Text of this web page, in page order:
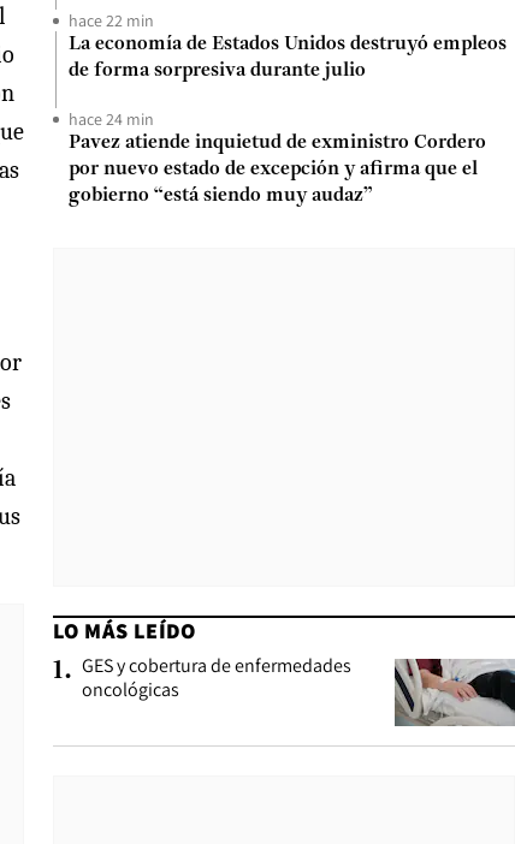
hace 22 min
La economía de Estados Unidos destruyó empleos
de forma sorpresiva durante julio
hace 24 min
Pavez atiende inquietud de exministro Cordero
por nuevo estado de excepción y afirma que el
gobierno “está siendo muy audaz”
LO MÁS LEÍDO
1. GES y cobertura de enfermedades
oncológicas